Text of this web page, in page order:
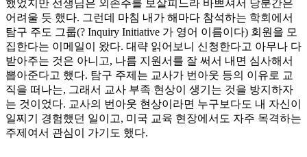
했었지만 선생님은 외손주를 보살피느라 바쁘셔서 당분간은
어려울 듯 했다. 그런데 마침 내가 해마다 참석하는 학회에서
탐구 주도 그룹(? Inquiry Initiative 가 영어 이름이다) 회원을 모
집한다는 이메일이 왔다. 대략 읽어보니 신청한다고 아무나 다
받아주는 것은 아니고, 나름 지원서를 잘 써서 내면 심사해서
뽑아준다고 했다. 탐구 주제는 교사가 번아웃 등의 이유로 교
직을 떠나는, 그래서 교사 부족 현상이 생기는 것을 방지하자
는 것이었다. 교사의 번아웃 현상이라면 누구보다도 내 자신이
일찌기 경험했던 일이고, 미국 교육 현장에서도 자주 목격하는
주제여서 관심이 가기도 했다.